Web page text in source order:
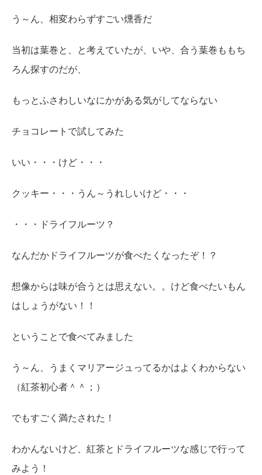
う～ん、相変わらずすごい燻香だ
当初は葉巻と、と考えていたが、いや、合う葉巻ももち
ろん探すのだが、
もっとふさわしいなにかがある気がしてならない
チョコレートで試してみた
いい・・・けど・・・
クッキー・・・うん～うれしいけど・・・
・・・ドライフルーツ？
なんだかドライフルーツが食べたくなったぞ！？
想像からは味が合うとは思えない。。けど食べたいもん
はしょうがない！！
ということで食べてみました
う～ん、うまくマリアージュってるかはよくわからない
（紅茶初心者＾＾；）
でもすごく満たされた！
わかんないけど、紅茶とドライフルーツな感じで行って
みよう！